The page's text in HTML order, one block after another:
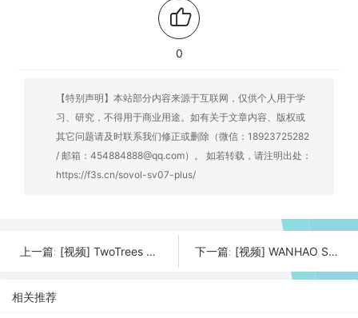
0
【特别声明】本站部分内容来源于互联网，仅供个人用于学
习、研究，不得用于商业用途。如有关于文章内容、版权或
其它问题请及时联系我们修正或删除（微信：18923725282
/ 邮箱：454884888@qq.com）。 如若转载，请注明出处：
https://f3s.cn/sovol-sv07-plus/
上一篇: [视频] TwoTrees SP-5 V3 CoreXY高速3D打印机 下一篇: [视频] WANHAO SMART PAD：一款开源的Klipper盒子兼容所有FDM 3D打印机
相关推荐